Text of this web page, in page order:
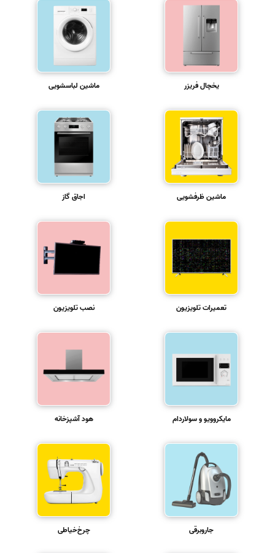
یخچال فریزر ماشین لباسشویی
ماشین ظرفشویی اجاق گاز
تعمیرات تلویزیون نصب تلویزیون
مایکروویو و سولاردام هود آشپزخانه
جاروبرقی چرخ‌خیاطی